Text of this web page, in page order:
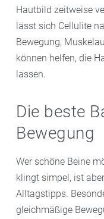
Hautbild zeitweise
lässt sich Cellulite
Bewegung,
können helfen, die
lassen.
Die beste
Bewegung
Wer schöne Beine
klingt simpel, ist
Alltagstipps.
gleichmäßige